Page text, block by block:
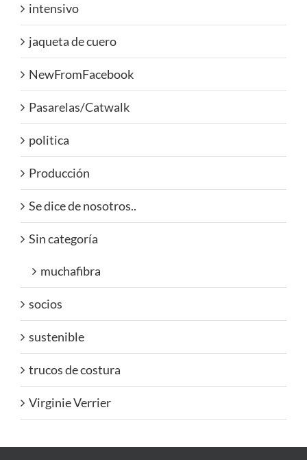
intensivo
jaqueta de cuero
NewFromFacebook
Pasarelas/Catwalk
politica
Producción
Se dice de nosotros..
Sin categoría
muchafibra
socios
sustenible
trucos de costura
Virginie Verrier